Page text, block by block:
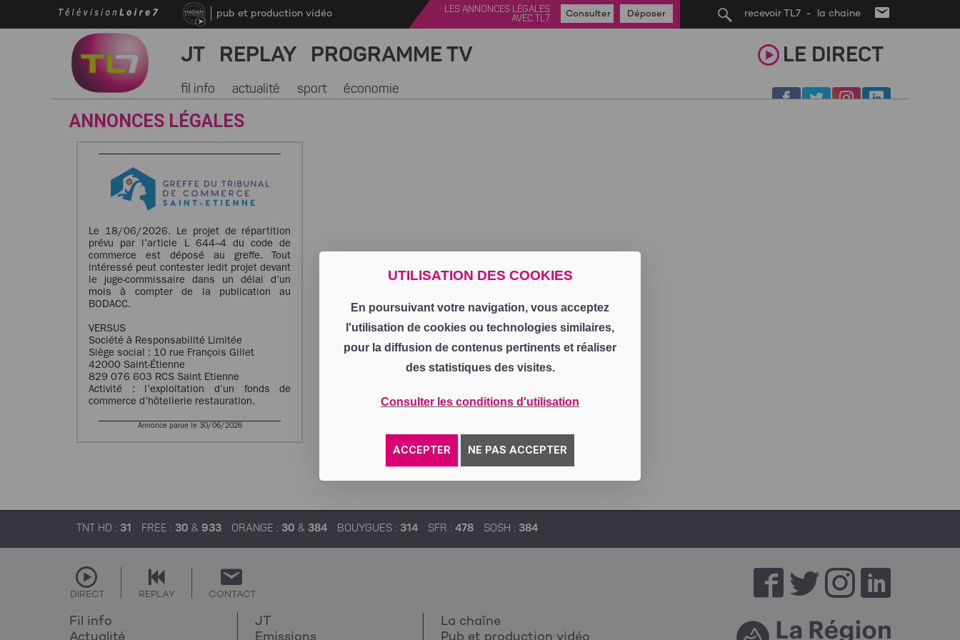
UTILISATION DES COOKIES
En poursuivant votre navigation, vous acceptez
l'utilisation de cookies ou technologies similaires,
pour la diffusion de contenus pertinents et réaliser
des statistiques des visites.
Consulter les conditions d'utilisation
ACCEPTER NE PAS ACCEPTER
recevoir TL7 - la chaine
pub et production vidéo
LES ANNONCES LÉGALES
AVEC TL7
Consulter Déposer
JT REPLAY PROGRAMME TV LE DIRECT
fil info actualité sport économie
ANNONCES LÉGALES
Le 18/06/2026. Le projet de répartition
prévu par l’article L 644–4 du code de
commerce est déposé au greffe. Tout
intéressé peut contester ledit projet devant
le juge-commissaire dans un délai d’un
mois à compter de la publication au
BODACC.
VERSUS
Société à Responsabilité Limitée
Siège social : 10 rue François Gillet
42000 Saint-Étienne
829 076 603 RCS Saint Etienne
Activité : l’exploitation d’un fonds de
commerce d’hôtellerie restauration.
Annonce parue le 30/06/2026
TNT HD : 31 FREE : 30 & 933 ORANGE : 30 & 384 BOUYGUES : 314 SFR : 478 SOSH : 384
DIRECT REPLAY CONTACT
Fil info
JT
La chaîne